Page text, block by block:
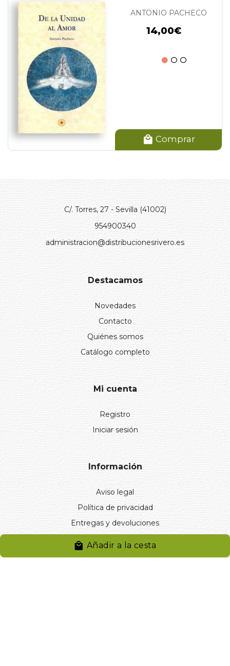
Añadir a la cesta
ANTONIO PACHECO
14,00€
Comprar
C/. Torres, 27 - Sevilla (41002)
954900340
administracion@distribucionesrivero.es
Destacamos
Novedades
Contacto
Quiénes somos
Catálogo completo
Mi cuenta
Registro
Iniciar sesión
Información
Aviso legal
Política de privacidad
Entregas y devoluciones